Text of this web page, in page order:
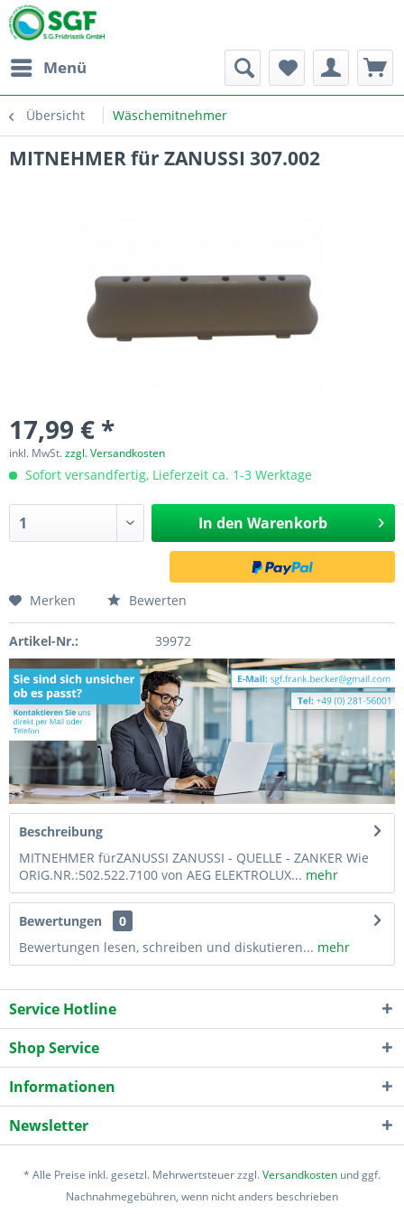
Menü
Übersicht Wäschemitnehmer
MITNEHMER für ZANUSSI 307.002
17,99 € *
inkl. MwSt.zzgl. Versandkosten
Sofort versandfertig, Lieferzeit ca. 1-3 Werktage
In den Warenkorb
Merken Bewerten
Artikel-Nr.: 39972
Beschreibung
MITNEHMER fürZANUSSI ZANUSSI - QUELLE - ZANKER Wie
ORIG.NR.:502.522.7100 von AEG ELEKTROLUX... mehr
Bewertungen
0
Bewertungen lesen, schreiben und diskutieren... mehr
Service Hotline
Shop Service
Informationen
Newsletter
* Alle Preise inkl. gesetzl. Mehrwertsteuer zzgl.Versandkosten und ggf.
Nachnahmegebühren, wenn nicht anders beschrieben